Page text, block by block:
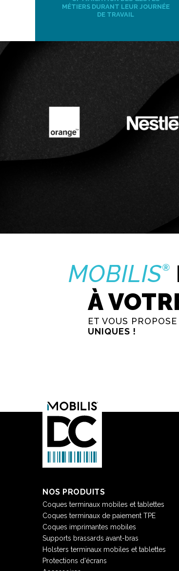
MÉTIERS DURANT LEUR JOURNÉE
DE TRAVAIL
MOBILIS®
À
ET VOUS
UNIQUES !
NOS PRODUITS
Coques terminaux mobiles et tablettes
Coques terminaux de paiement TPE
Coques imprimantes mobiles
Supports brassards avant-bras
Holsters terminaux mobiles et tablettes
Protections d'écrans